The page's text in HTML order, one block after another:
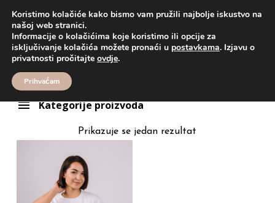
Proizvodi crop top
crop top
Kategorije proizvoda
Prikazuje se jedan rezultat
Koristimo kolačiće kako bismo vam pružili najbolje iskustvo na
našoj web stranici.
Informacije o kolačićima koje koristimo ili opcije za
isključivanje kolačića možete pronaći u postavkama. Izjavu o
privatnosti pročitajte ovdje.
Prihvaćam